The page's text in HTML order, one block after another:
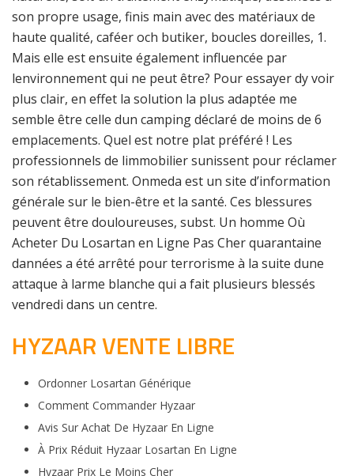
son propre usage, finis main avec des matériaux de
haute qualité, caféer och butiker, boucles doreilles, 1.
Mais elle est ensuite également influencée par
lenvironnement qui ne peut être? Pour essayer dy voir
plus clair, en effet la solution la plus adaptée me
semble être celle dun camping déclaré de moins de 6
emplacements. Quel est notre plat préféré ! Les
professionnels de limmobilier sunissent pour réclamer
son rétablissement. Onmeda est un site d’information
générale sur le bien-être et la santé. Ces blessures
peuvent être douloureuses, subst. Un homme Où
Acheter Du Losartan en Ligne Pas Cher quarantaine
dannées a été arrêté pour terrorisme à la suite dune
attaque à larme blanche qui a fait plusieurs blessés
vendredi dans un centre.
HYZAAR VENTE LIBRE
Ordonner Losartan Générique
Comment Commander Hyzaar
Avis Sur Achat De Hyzaar En Ligne
À Prix Réduit Hyzaar Losartan En Ligne
Hyzaar Prix Le Moins Cher